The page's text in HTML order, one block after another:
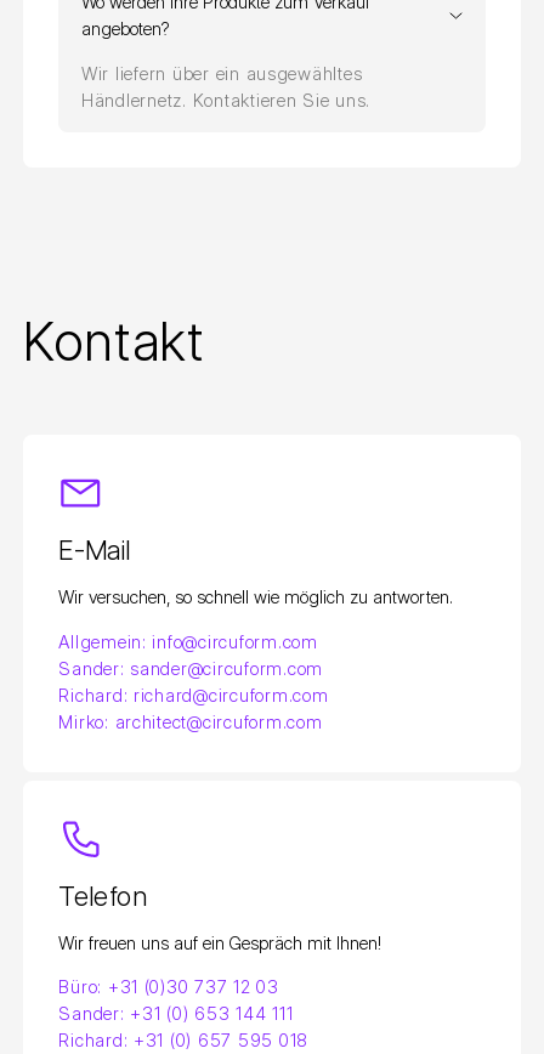
angeboten?
Wir liefern über ein ausgewähltes
Händlernetz. Kontaktieren Sie uns.
Kontakt
E-Mail
Wir versuchen, so schnell wie möglich zu antworten.
Allgemein: info@circuform.com
Sander: sander@circuform.com
Richard: richard@circuform.com
Mirko: architect@circuform.com
Telefon
Wir freuen uns auf ein Gespräch mit Ihnen!
Büro: +31 (0)30 737 12 03
Sander: +31 (0) 653 144 111
Richard: +31 (0) 657 595 018